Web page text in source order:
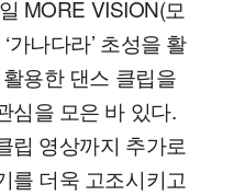
MORE VISION(모
가나다라’ 초성을 활
용한 댄스 클립을
심을 모은 바 있다.
립 영상까지 추가로
를 더욱 고조시키고